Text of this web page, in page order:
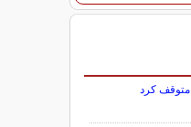
متوقف کرد